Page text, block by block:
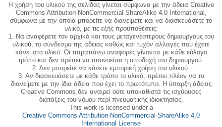
Η χρήση του υλικού της σελίδας γίνεται σύμφωνα με την άδεια Creative
Commons Attribution-NonCommercial-ShareAlike 4.0 International,
σύμφωνα με την οποία μπορείτε να διανείμετε και να διασκευάσετε το
υλικό, με τις εξής προϋποθέσεις:
1. Να αναφέρετε τον αρχικό και τους μεταγενέστερους δημιουργούς του
υλικού, το σύνδεσμο της άδειας καθώς και τυχόν αλλαγές που έχετε
κάνει στο υλικό. Οι παραπάνω αναφορές γίνονται με κάθε εύλογο
τρόπο και δεν πρέπει να υπονοείται η αποδοχή του δημιουργού.
2. Δεν μπορείτε να κάνετε εμπορική χρήση του υλικού.
3. Αν διασκευάσετε με κάθε τρόπο το υλικό, πρέπει πλέον να το
διανείμετε με την ίδια άδεια που έχει το πρωτότυπο. Η ύπαρξη άδειας
Creative Commons δεν αναιρεί ούτε υποκαθιστά τις ισχύουσες
διατάξεις του νόμου περί πνευματικής ιδιοκτησίας.
This work is licensed under a
Creative Commons Attribution-NonCommercial-ShareAlike 4.0
International License